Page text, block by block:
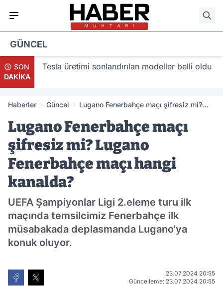
GÜNCEL
SON
DAKİKA
Tesla üretimi sonlandırılan modeller belli oldu
Haberler Güncel
Lugano Fenerbahçe maçı şifresiz mi?
Lugano Fenerbahçe maçı
şifresiz mi? Lugano
Fenerbahçe maçı hangi
kanalda?
UEFA Şampiyonlar Ligi 2.eleme turu ilk
maçında temsilcimiz Fenerbahçe ilk
müsabakada deplasmanda Lugano'ya
konuk oluyor.
23.07.2024 20:55
Güncelleme: 23.07.2024 20:55